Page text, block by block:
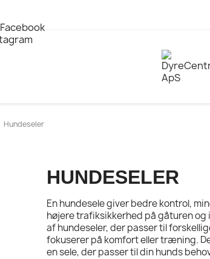
Hundeseler
HUNDESELER
En hundesele giver bedre kontrol,
højere trafiksikkerhed på gåturen
af hundeseler, der passer til
fokuserer på komfort eller træning.
en sele, der passer til din hunds